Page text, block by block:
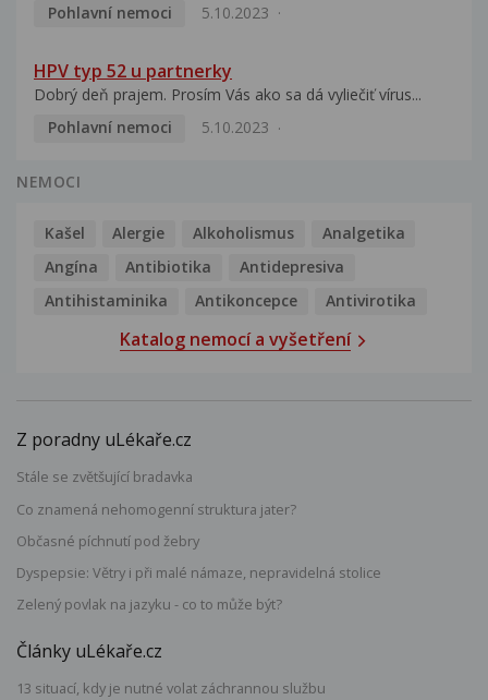
Pohlavní nemoci
5.10.2023
HPV typ 52 u partnerky
Dobrý deň prajem. Prosím Vás ako sa dá vyliečiť vírus...
Pohlavní nemoci
5.10.2023
NEMOCI
Kašel Alergie Alkoholismus
Analgetika
Angína
Antibiotika
Antidepresiva
Antihistaminika
Antikoncepce Antivirotika
Katalog nemocí a vyšetření
Z poradny uLékaře.cz
Stále se zvětšující bradavka
Co znamená nehomogenní struktura jater?
Občasné píchnutí pod žebry
Dyspepsie: Větry i při malé námaze, nepravidelná stolice
Zelený povlak na jazyku - co to může být?
Články uLékaře.cz
13 situací, kdy je nutné volat záchrannou službu